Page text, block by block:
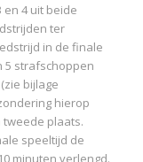
4 uit beide
ter
in de finale
5 strafschoppen
bijlage
hierop
plaats.
speeltijd de
minuten verlengd.